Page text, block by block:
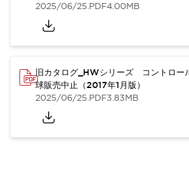
2025/06/25.PDF4.00MB
旧カタログ_HWシリーズ コントロ
球販売中止（2017年1月版）
2025/06/25.PDF3.83MB